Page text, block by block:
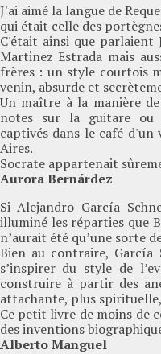
J'ai aimé la langue de
qui était celle des
C'était ainsi que parlaient
Martinez Estrada mais
frères : un style courtois
venin, absurde et
Un maître à la manière
notes sur la guitare ou
captivés dans le café d'un
Aires.
Socrate appartenait
Aurora Bernárdez
Si Alejandro García
illuminé les réparties que
n’aurait été qu’une sorte
Bien au contraire,
s’inspirer du style de
construire à partir des
attachante, plus
Ce petit livre de moins de
des inventions
Alberto Manguel